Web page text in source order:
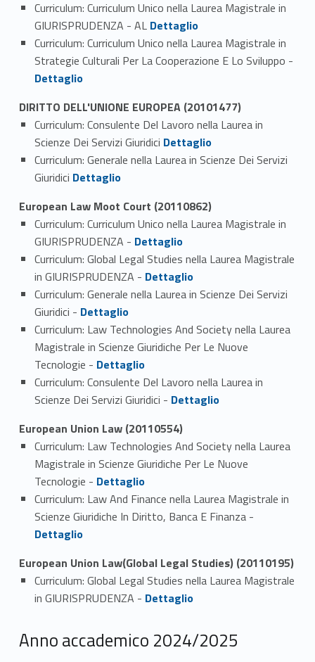
Curriculum: Curriculum Unico nella Laurea Magistrale in
GIURISPRUDENZA - AL Link identifier #identifier_person_40114-1
Dettaglio
Curriculum: Curriculum Unico nella Laurea Magistrale in
Strategie Culturali Per La Cooperazione E Lo Sviluppo -
Dettaglio
DIRITTO DELL'UNIONE EUROPEA (20101477)
Curriculum: Consulente Del Lavoro nella Laurea in
Scienze Dei Servizi Giuridici Link identifier #identifier_person_105218-1
Dettaglio
Curriculum: Generale nella Laurea in Scienze Dei Servizi
Giuridici Link identifier #identifier_person_32030-2
Dettaglio
European Law Moot Court (20110862)
Curriculum: Curriculum Unico nella Laurea Magistrale in
GIURISPRUDENZA - Link identifier #identifier_person_7302-1
Dettaglio
Curriculum: Global Legal Studies nella Laurea Magistrale
in GIURISPRUDENZA - Link identifier #identifier_person_111389-2
Dettaglio
Curriculum: Generale nella Laurea in Scienze Dei Servizi
Giuridici - Link identifier #identifier_person_58027-3
Dettaglio
Curriculum: Law Technologies And Society nella Laurea
Magistrale in Scienze Giuridiche Per Le Nuove
Tecnologie - Link identifier #identifier_person_194005-4
Dettaglio
Curriculum: Consulente Del Lavoro nella Laurea in
Scienze Dei Servizi Giuridici - Link identifier #identifier_person_123750-5
Dettaglio
European Union Law (20110554)
Curriculum: Law Technologies And Society nella Laurea
Magistrale in Scienze Giuridiche Per Le Nuove
Tecnologie - Link identifier #identifier_person_46341-1
Dettaglio
Curriculum: Law And Finance nella Laurea Magistrale in
Scienze Giuridiche In Diritto, Banca E Finanza -
Dettaglio
European Union Law(Global Legal Studies) (20110195)
Curriculum: Global Legal Studies nella Laurea Magistrale
in GIURISPRUDENZA - Link identifier #identifier_person_25851-1
Dettaglio
Anno accademico 2024/2025